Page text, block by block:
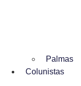
Palmas
Colunistas